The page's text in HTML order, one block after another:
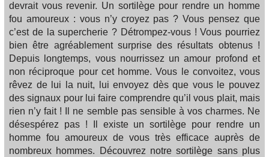
devrait vous revenir. Un sortilège pour rendre un homme
fou amoureux : vous n’y croyez pas ? Vous pensez que
c’est de la supercherie ? Détrompez-vous ! Vous pourriez
bien être agréablement surprise des résultats obtenus !
Depuis longtemps, vous nourrissez un amour profond et
non réciproque pour cet homme. Vous le convoitez, vous
rêvez de lui la nuit, lui envoyez dès que vous le pouvez
des signaux pour lui faire comprendre qu’il vous plait, mais
rien n’y fait ! Il ne semble pas sensible à vos charmes. Ne
désespérez pas ! Il existe un sortilège pour rendre un
homme fou amoureux de vous très efficace auprès de
nombreux hommes. Découvrez notre sortilège sans plus